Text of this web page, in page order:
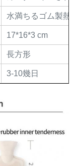
水満ちるゴム製熱
17*16*3 cm
長方形
3-10幾日